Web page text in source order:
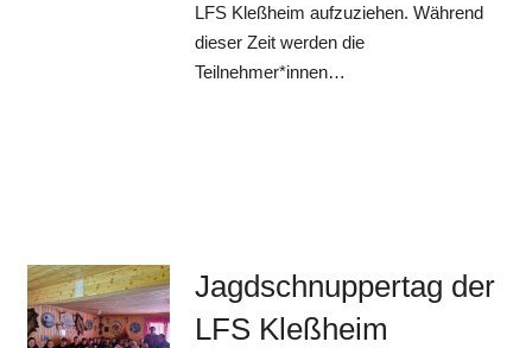
LFS Kleßheim aufzuziehen. Während
dieser Zeit werden die
Teilnehmer*innen…
Jagdschnuppertag der
LFS Kleßheim